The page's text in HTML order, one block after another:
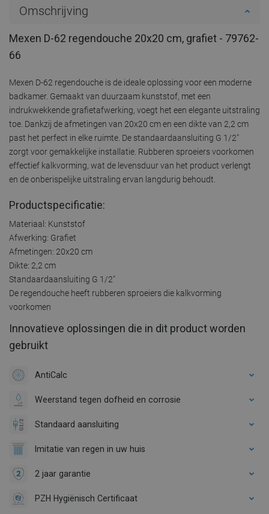
Omschrijving
Mexen D-62 regendouche 20x20 cm, grafiet - 79762-
66
Mexen D-62 regendouche is de ideale oplossing voor een moderne
badkamer. Gemaakt van duurzaam kunststof, met een
indrukwekkende grafietafwerking, voegt het een elegante uitstraling
toe. Dankzij de afmetingen van 20x20 cm en een dikte van 2,2 cm
past het perfect in elke ruimte. De standaardaansluiting G 1/2"
zorgt voor gemakkelijke installatie. Rubberen sproeiers voorkomen
effectief kalkvorming, wat de levensduur van het product verlengt
en de onberispelijke uitstraling ervan langdurig behoudt.
Productspecificatie:
Materiaal: Kunststof
Afwerking: Grafiet
Afmetingen: 20x20 cm
Dikte: 2,2 cm
Standaardaansluiting G 1/2"
De regendouche heeft rubberen sproeiers die kalkvorming
voorkomen
Innovatieve oplossingen die in dit product worden
gebruikt
AntiCalc
Weerstand tegen dofheid en corrosie
Standaard aansluiting
Imitatie van regen in uw huis
2 jaar garantie
PZH Hygiënisch Certificaat